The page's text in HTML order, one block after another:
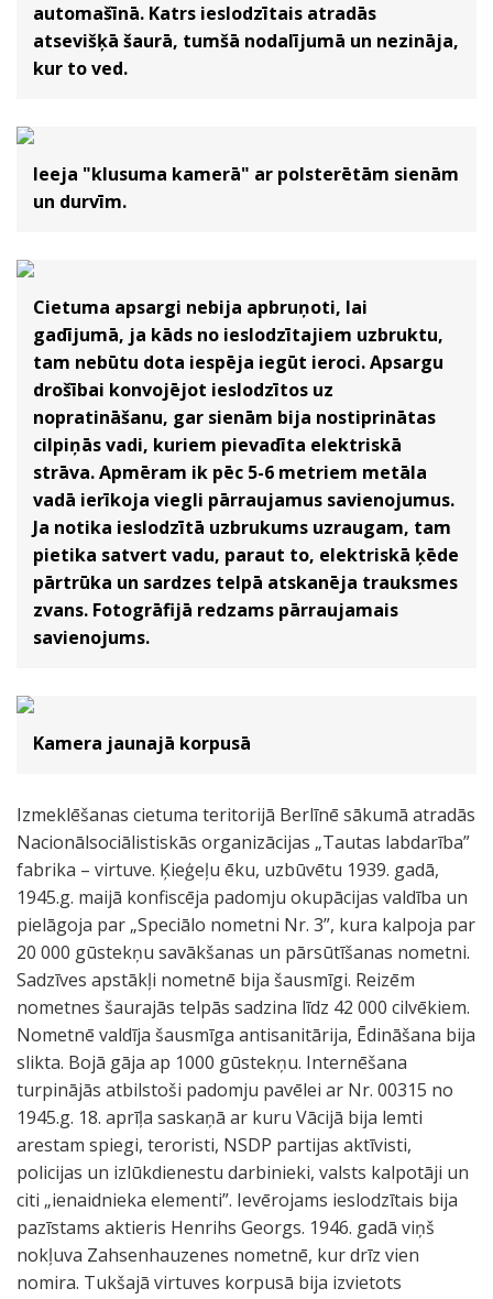
automašīnā. Katrs ieslodzītais atradās
atsevišķā šaurā, tumšā nodalījumā un nezināja,
kur to ved.
Ieeja "klusuma kamerā" ar polsterētām sienām
un durvīm.
Cietuma apsargi nebija apbruņoti, lai
gadījumā, ja kāds no ieslodzītajiem uzbruktu,
tam nebūtu dota iespēja iegūt ieroci. Apsargu
drošībai konvojējot ieslodzītos uz
nopratināšanu, gar sienām bija nostiprinātas
cilpiņās vadi, kuriem pievadīta elektriskā
strāva. Apmēram ik pēc 5-6 metriem metāla
vadā ierīkoja viegli pārraujamus savienojumus.
Ja notika ieslodzītā uzbrukums uzraugam, tam
pietika satvert vadu, paraut to, elektriskā ķēde
pārtrūka un sardzes telpā atskanēja trauksmes
zvans. Fotogrāfijā redzams pārraujamais
savienojums.
Kamera jaunajā korpusā
Izmeklēšanas cietuma teritorijā Berlīnē sākumā atradās
Nacionālsociālistiskās organizācijas „Tautas labdarība”
fabrika – virtuve. Ķieģeļu ēku, uzbūvētu 1939. gadā,
1945.g. maijā konfiscēja padomju okupācijas valdība un
pielāgoja par „Speciālo nometni Nr. 3”, kura kalpoja par
20 000 gūstekņu savākšanas un pārsūtīšanas nometni.
Sadzīves apstākļi nometnē bija šausmīgi. Reizēm
nometnes šaurajās telpās sadzina līdz 42 000 cilvēkiem.
Nometnē valdīja šausmīga antisanitārija, Ēdināšana bija
slikta. Bojā gāja ap 1000 gūstekņu. Internēšana
turpinājās atbilstoši padomju pavēlei ar Nr. 00315 no
1945.g. 18. aprīļa saskaņā ar kuru Vācijā bija lemti
arestam spiegi, teroristi, NSDP partijas aktīvisti,
policijas un izlūkdienestu darbinieki, valsts kalpotāji un
citi „ienaidnieka elementi”. Ievērojams ieslodzītais bija
pazīstams aktieris Henrihs Georgs. 1946. gadā viņš
nokļuva Zahsenhauzenes nometnē, kur drīz vien
nomira. Tukšajā virtuves korpusā bija izvietots